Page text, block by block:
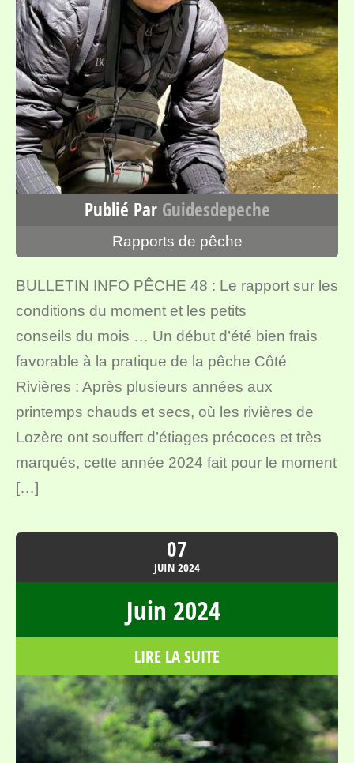
Publié Par Guidesdepeche
Rapports de pêche
BULLETIN INFO PÊCHE 48 : Le rapport sur les
conditions du moment et les petits
conseils du mois … Un début d’été bien frais
favorable à la pratique de la pêche Côté
Rivières : Après plusieurs années aux
printemps chauds et secs, où les rivières de
Lozère ont souffert d’étiages précoces et très
marqués, cette année 2024 fait pour le moment
[…]
07
JUIN2024
Juin 2024
LIRE LA SUITE